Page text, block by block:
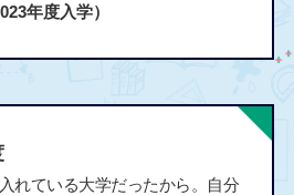
年度入学）
れている大学だったから。自分